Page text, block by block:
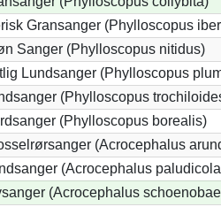
Gransanger (Phylloscopus
Sanger (Phylloscopus nitidus)
Lundsanger (Phylloscopus
(Phylloscopus
(Phylloscopus borealis)
(Acrocephalus
(Acrocephalus
(Acrocephalus